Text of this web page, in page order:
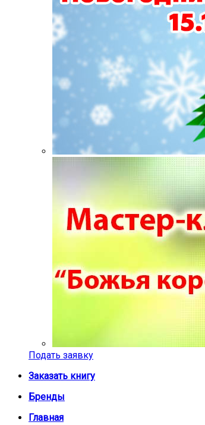
Подать заявку
Заказать книгу
Бренды
Главная